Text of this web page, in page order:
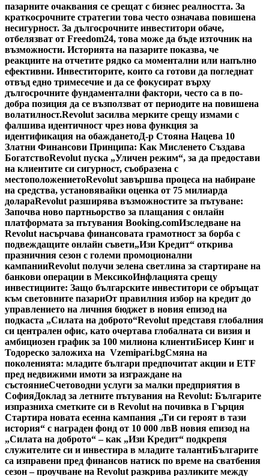
пазарните очаквания се срещат с бизнес реалността. За
краткосрочните стратегии това често означава повишена
несигурност. За дългосрочните инвеститори обаче,
отбелязват от Freedom24, това може да бъде източник на
възможности. Историята на пазарите показва, че
реакциите на отчетите рядко са моментални или напълно
ефективни. Инвеститорите, които са готови да погледнат
отвъд едно тримесечие и да се фокусират върху
дългосрочните фундаментални фактори, често са в по-
добра позиция да се възползват от периодите на повишена
волатилност.Revolut засилва мерките срещу измами с
фалшива идентичност чрез нова функция за
идентификация на обажданетоД-р Стояна Нацева 10
Златни Финансови Принципа: Как Мисленето Създава
БогатствоRevolut пуска „Уличен режим“, за да предостави
на клиентите си сигурност, съобразена с
местоположениетоRevolut завършва процеса на набиране
на средства, установявайки оценка от 75 милиарда
долараRevolut разширява възможностите за пътуване:
Започва ново партньорство за плащания с онлайн
платформата за пътувания Booking.comИзследване на
Revolut насърчава финансовата грамотност за борба с
подвеждащите онлайн съвети„Изи Кредит“ открива
празничния сезон с големи промоционални
кампанииRevolut получи зелена светлина за стартиране на
банкови операции в МексикоИнфлацията срещу
инвестициите: Защо българските инвеститори се обръщат
към световните пазариОт правилния избор на кредит до
управлението на личния бюджет в новия епизод на
подкаста „Силата на доброто“Revolut представя глобалния
си централен офис, като очертава глобалната си визия и
амбициозен график за 100 милиона клиентиБисер Кинг и
Тодореско заложиха на Vzemipari.bgСмяна на
поколенията: младите българи предпочитат акции и ETF
пред недвижими имоти за изграждане на
състояниеСчетоводни услуги за малки предприятия в
СофияДоклад за летните пътувания на Revolut: Българите
изпразниха сметките си в Revolut на почивка в Гърция
Стартира новата есенна кампания „Ти си героят в тази
история“ с награден фонд от 10 000 лвВ новия епизод на
„Силата на доброто“ – как „Изи Кредит“ подкрепя
служителите си и инвестира в младите талантиБългарите
са изправени пред финансов натиск по време на сватбения
сезон – проучване на Revolut разкрива разликите между